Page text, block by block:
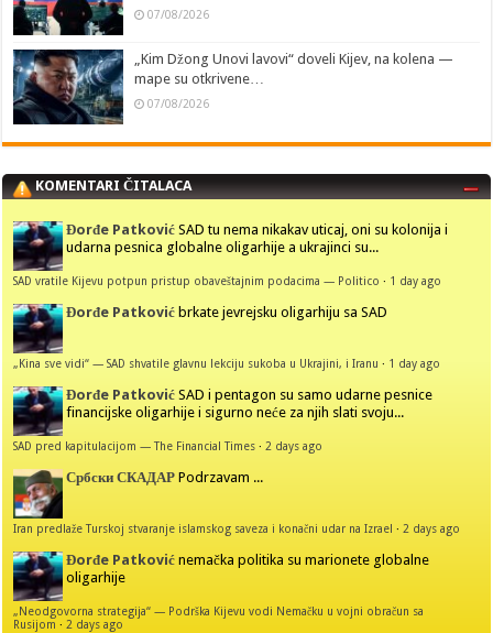
07/08/2026
„Kim Džong Unovi lavovi“ doveli Kijev, na kolena —
mape su otkrivene…
07/08/2026
KOMENTARI ČITALACA
Đorđe Patković SAD tu nema nikakav uticaj, oni su kolonija i
udarna pesnica globalne oligarhije a ukrajinci su...
SAD vratile Kijevu potpun pristup obaveštajnim podacima — Politico · 1 day ago
Đorđe Patković brkate jevrejsku oligarhiju sa SAD
„Kina sve vidi“ — SAD shvatile glavnu lekciju sukoba u Ukrajini, i Iranu · 1 day ago
Đorđe Patković SAD i pentagon su samo udarne pesnice
financijske oligarhije i sigurno neće za njih slati svoju...
SAD pred kapitulacijom — The Financial Times ·2 days ago
Србски СКАДАР Podrzavam ...
Iran predlaže Turskoj stvaranje islamskog saveza i konačni udar na Izrael ·2 days ago
Đorđe Patković nemačka politika su marionete globalne
oligarhije
„Neodgovorna strategija“ — Podrška Kijevu vodi Nemačku u vojni obračun sa
Rusijom ·2 days ago